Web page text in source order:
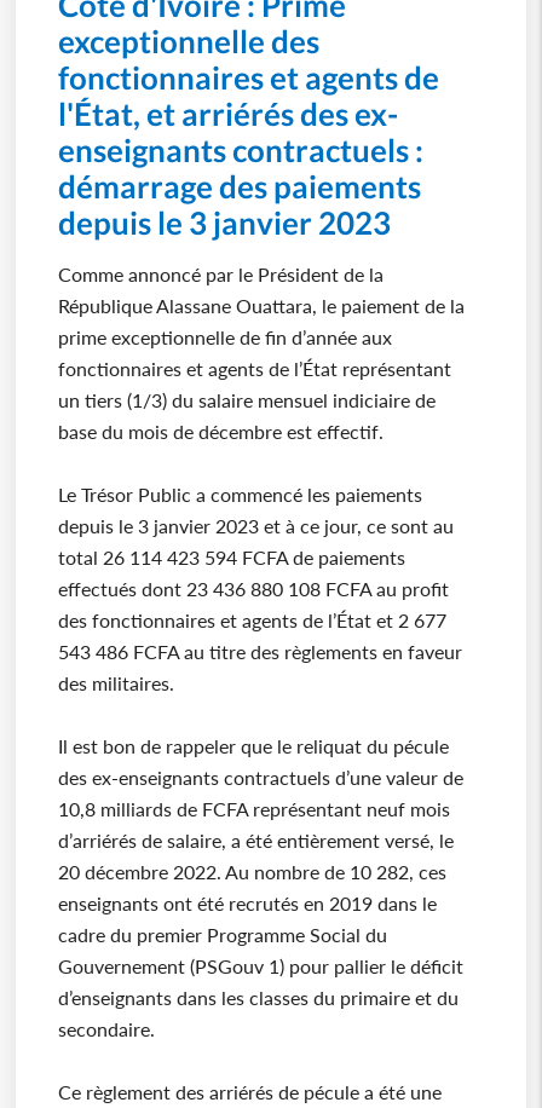
exceptionnelle des
fonctionnaires et agents de
l'État, et arriérés des ex-
enseignants contractuels :
démarrage des paiements
depuis le 3 janvier 2023
Comme annoncé par le Président de la
République Alassane Ouattara, le paiement de la
prime exceptionnelle de fin d’année aux
fonctionnaires et agents de l’État représentant
un tiers (1/3) du salaire mensuel indiciaire de
base du mois de décembre est effectif.
Le Trésor Public a commencé les paiements
depuis le 3 janvier 2023 et à ce jour, ce sont au
total 26 114 423 594 FCFA de paiements
effectués dont 23 436 880 108 FCFA au profit
des fonctionnaires et agents de l’État et 2 677
543 486 FCFA au titre des règlements en faveur
des militaires.
Il est bon de rappeler que le reliquat du pécule
des ex-enseignants contractuels d’une valeur de
10,8 milliards de FCFA représentant neuf mois
d’arriérés de salaire, a été entièrement versé, le
20 décembre 2022. Au nombre de 10 282, ces
enseignants ont été recrutés en 2019 dans le
cadre du premier Programme Social du
Gouvernement (PSGouv 1) pour pallier le déficit
d’enseignants dans les classes du primaire et du
secondaire.
Ce règlement des arriérés de pécule a été une